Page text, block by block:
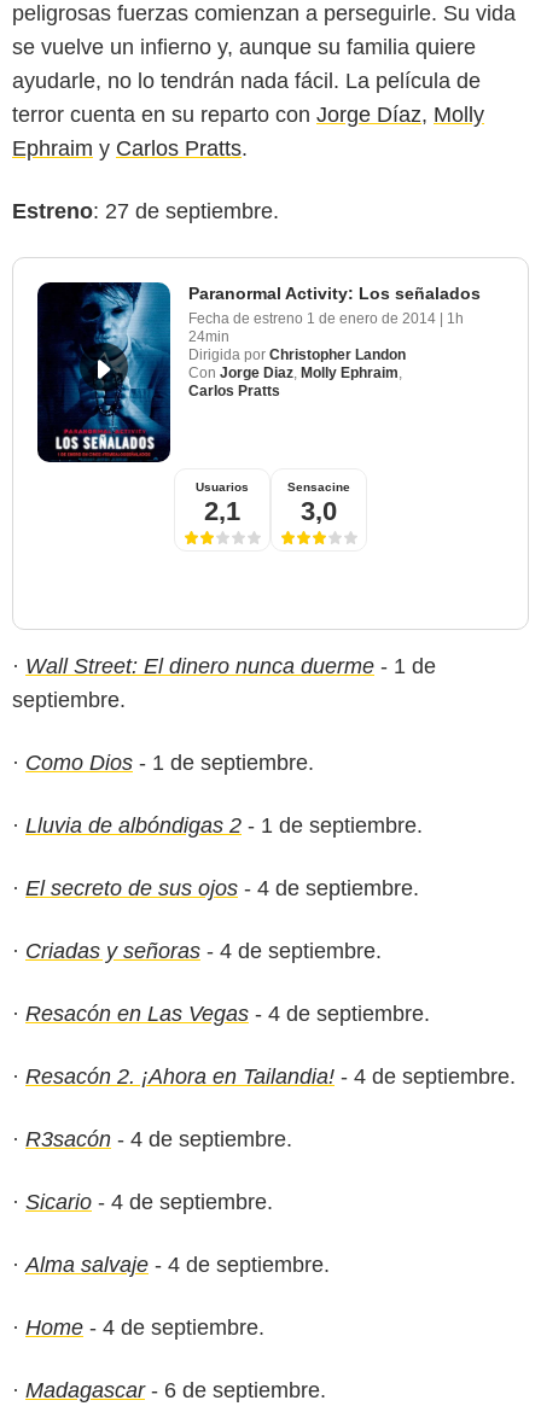
peligrosas fuerzas comienzan a perseguirle. Su vida
se vuelve un infierno y, aunque su familia quiere
ayudarle, no lo tendrán nada fácil. La película de
terror cuenta en su reparto con Jorge Díaz, Molly
Ephraim y Carlos Pratts.
Estreno: 27 de septiembre.
Paranormal Activity: Los señalados
Fecha de estreno 1 de enero de 2014
1h
24min
Dirigida por Christopher Landon
Con Jorge Diaz, Molly Ephraim,
Carlos Pratts
Usuarios
2,1
Sensacine
3,0
· Wall Street: El dinero nunca duerme - 1 de
septiembre.
· Como Dios - 1 de septiembre.
· Lluvia de albóndigas 2 - 1 de septiembre.
· El secreto de sus ojos - 4 de septiembre.
· Criadas y señoras - 4 de septiembre.
· Resacón en Las Vegas - 4 de septiembre.
· Resacón 2. ¡Ahora en Tailandia! - 4 de septiembre.
· R3sacón - 4 de septiembre.
· Sicario - 4 de septiembre.
·Alma salvaje - 4 de septiembre.
· Home - 4 de septiembre.
· Madagascar- 6 de septiembre.